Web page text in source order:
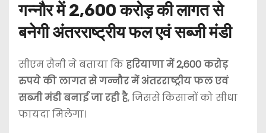
गन्नौर में 2,600 करोड़ की लागत से
बनेगी अंतरराष्ट्रीय फल एवं सब्जी मंडी
सीएम सैनी ने बताया किहरियाणा में 2,600 करोड़
रुपये की लागत से गन्नौर में अंतरराष्ट्रीय फल एवं
सब्जी मंडी बनाई जा रही है, जिससे किसानों को सीधा
फायदा मिलेगा।